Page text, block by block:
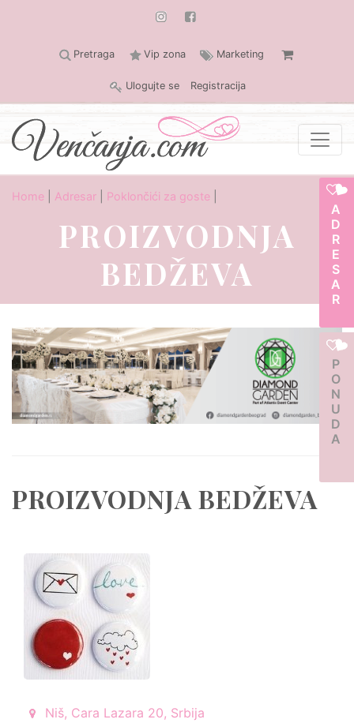
Pretraga Vip zona Marketing
Ulogujte se Registracija
ADRESAR
PONUDA
Home Adresar Poklončići za goste
PROIZVODNJA
BEDŽEVA
PROIZVODNJA BEDŽEVA
Niš, Cara Lazara 20, Srbija